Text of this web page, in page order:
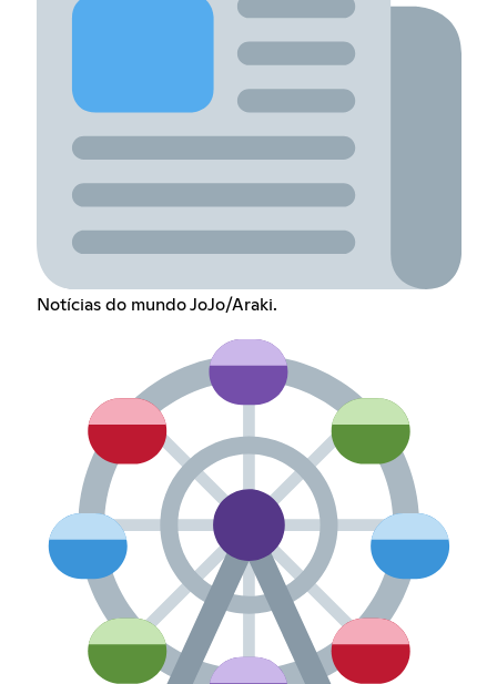
Notícias do mundo JoJo/Araki.